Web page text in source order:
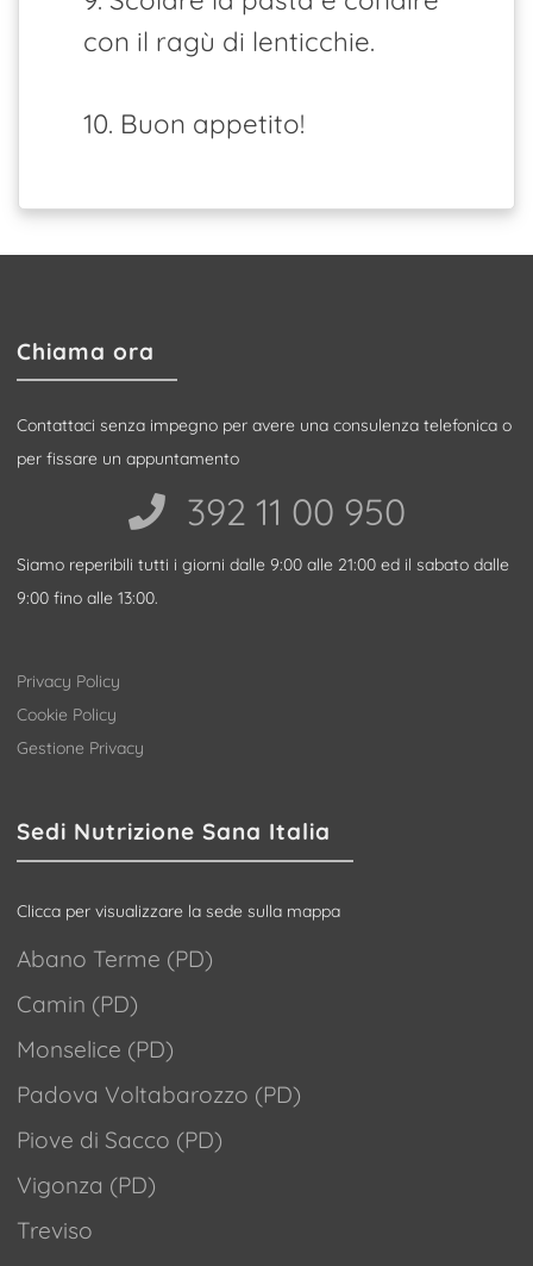
con il ragù di lenticchie.
10. Buon appetito!
Chiama ora
Contattaci senza impegno per avere una consulenza telefonica o
per fissare un appuntamento
392 11 00 950‬
Siamo reperibili tutti i giorni dalle 9:00 alle 21:00 ed il sabato dalle
9:00 fino alle 13:00.
Privacy Policy
Cookie Policy
Gestione Privacy
Sedi Nutrizione Sana Italia
Clicca per visualizzare la sede sulla mappa
Abano Terme (PD)
Camin (PD)
Monselice (PD)
Padova Voltabarozzo (PD)
Piove di Sacco (PD)
Vigonza (PD)
Treviso